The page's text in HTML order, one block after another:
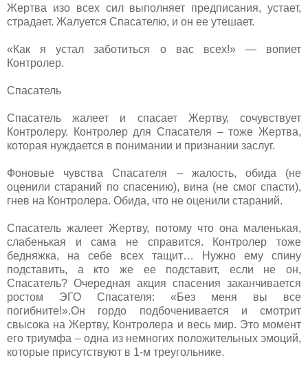
Жертва изо всех сил выполняет предписания, устает,
страдает. Жалуется Спасателю, и он ее утешает.
«Как я устал заботиться о вас всех!» — вопиет
Контролер.
Спасатель
Спасатель жалеет и спасает Жертву, сочувствует
Контролеру. Контролер для Спасателя – тоже Жертва,
которая нуждается в понимании и признании заслуг.
Фоновые чувства Спасателя – жалость, обида (не
оценили стараний по спасению), вина (не смог спасти),
гнев на Контролера. Обида, что не оценили стараний.
Спасатель жалеет Жертву, потому что она маленькая,
слабенькая и сама не справится. Контролер тоже
бедняжка, на себе всех тащит… Нужно ему спину
подставить, а кто же ее подставит, если не он,
Спасатель? Очередная акция спасения заканчивается
ростом ЭГО Спасателя: «Без меня вы все
погибните!».Он гордо подбоченивается и смотрит
свысока на Жертву, Контролера и весь мир. Это момент
его триумфа – одна из немногих положительных эмоций,
которые присутствуют в 1-м треугольнике.